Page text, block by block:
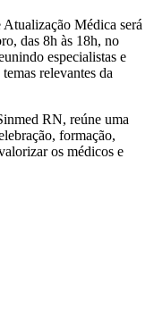
Médica será
das 8h às 18h, no
especialistas e
relevantes da
RN, reúne uma
formação,
os médicos e